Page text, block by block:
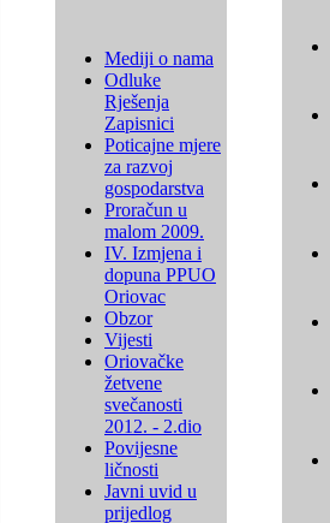
Mediji o nama
Odluke
Rješenja
Zapisnici
Poticajne mjere
za razvoj
gospodarstva
Proračun u
malom 2009.
IV. Izmjena i
dopuna PPUO
Oriovac
Obzor
Vijesti
Oriovačke
žetvene
svečanosti
2012. - 2.dio
Povijesne
ličnosti
Javni uvid u
prijedlog